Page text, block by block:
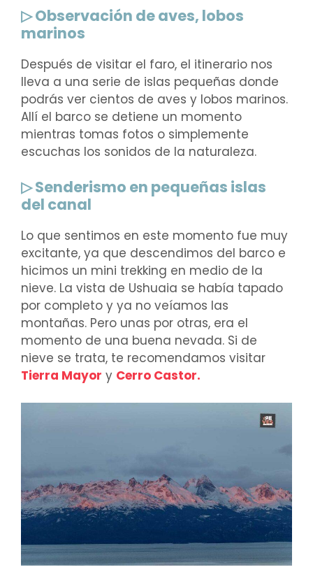
▷ Observación de aves, lobos
marinos
Después de visitar el faro, el itinerario nos
lleva a una serie de islas pequeñas donde
podrás ver cientos de aves y lobos marinos.
Allí el barco se detiene un momento
mientras tomas fotos o simplemente
escuchas los sonidos de la naturaleza.
▷ Senderismo en pequeñas islas
del canal
Lo que sentimos en este momento fue muy
excitante, ya que descendimos del barco e
hicimos un mini trekking en medio de la
nieve. La vista de Ushuaia se había tapado
por completo y ya no veíamos las
montañas. Pero unas por otras, era el
momento de una buena nevada. Si de
nieve se trata, te recomendamos visitar
Tierra Mayor y Cerro Castor.